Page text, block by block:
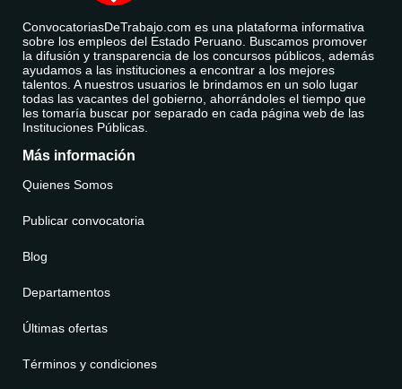
ConvocatoriasDeTrabajo.com es una plataforma informativa
sobre los empleos del Estado Peruano. Buscamos promover
la difusión y transparencia de los concursos públicos, además
ayudamos a las instituciones a encontrar a los mejores
talentos. A nuestros usuarios le brindamos en un solo lugar
todas las vacantes del gobierno, ahorrándoles el tiempo que
les tomaría buscar por separado en cada página web de las
Instituciones Públicas.
Más información
Quienes Somos
Publicar convocatoria
Blog
Departamentos
Últimas ofertas
Términos y condiciones